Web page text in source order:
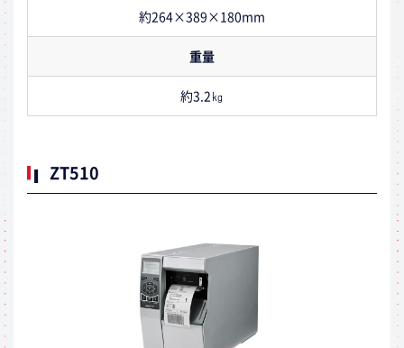
約264×389×180mm
重量
約3.2㎏
ZT510